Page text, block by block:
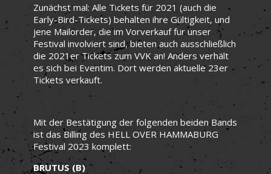
Zunächst mal: Alle Tickets für 2021 (auch die
Early-Bird-Tickets) behalten ihre Gültigkeit, und
jene Mailorder, die im Vorverkauf für unser
Festival involviert sind, bieten auch ausschließlich
die 2021er Tickets zum VVK an! Anders verhält
es sich bei Eventim. Dort werden aktuelle 23er
Tickets verkauft.
Mit der Bestätigung der folgenden beiden Bands
ist das Billing des HELL OVER HAMMABURG
Festival 2023 komplett:
BRUTUS (B)